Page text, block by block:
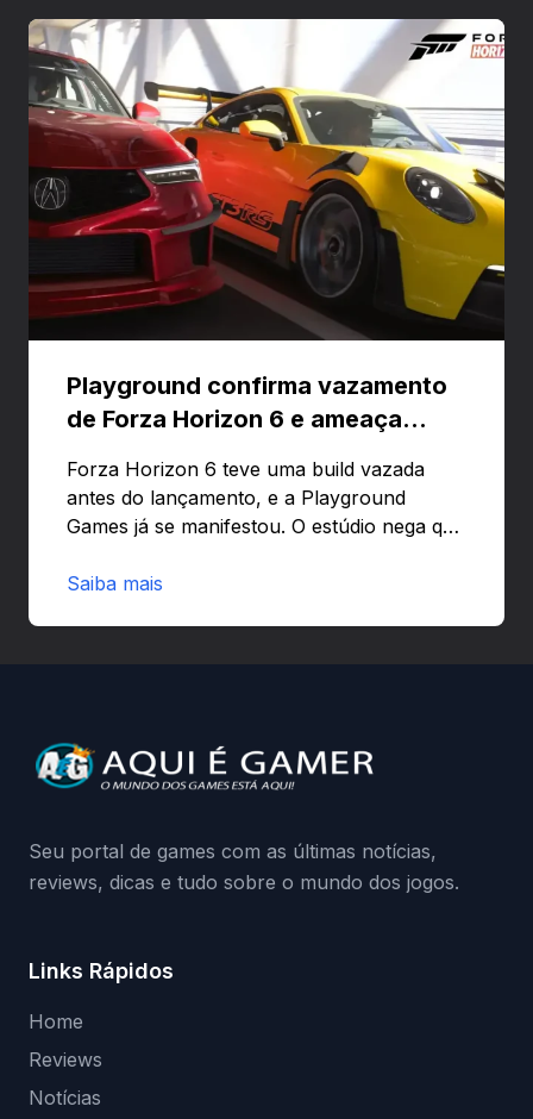
Playground confirma vazamento
de Forza Horizon 6 e ameaça
Forza Horizon 6 teve uma build vazada
antes do lançamento, e a Playground
Games já se manifestou. O estúdio nega que
preload e avisa que quem usar versões não
da Playground: negação do preload,
medidas contra acessos não autorizados
Saiba mais
Seu portal de games com as últimas notícias,
reviews, dicas e tudo sobre o mundo dos jogos.
Links Rápidos
Home
Reviews
Notícias